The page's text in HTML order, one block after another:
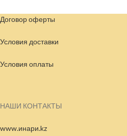
Договор оферты
Условия доставки
Условия оплаты
НАШИ КОНТАКТЫ
www.инари.kz